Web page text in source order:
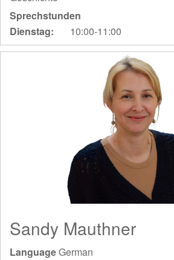
Sprechstunden
Dienstag:
10:00-11:00
Sandy Mauthner
LanguageGerman